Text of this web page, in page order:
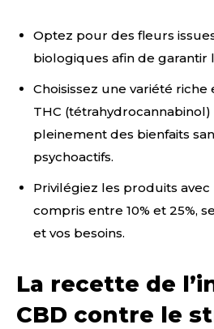
Optez pour des fleurs
biologiques afin de garantir
Choisissez une variété riche
THC
pleinement des bienfaits
psychoactifs.
Privilégiez les produits avec
compris entre 10% et 25%,
et vos besoins.
La recette de
CBD contre le